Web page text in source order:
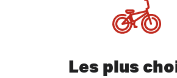
Les plus